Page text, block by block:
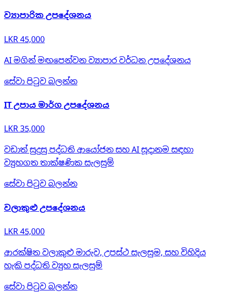
ව්‍යාපාරික උපදේශනය
LKR 45,000
AI මගින් මඟපෙන්වන ව්‍යාපාර වර්ධන උපදේශනය
සේවා පිටුව බලන්න
IT උපාය මාර්ග උපදේශනය
LKR 35,000
වඩාත් සුදුසු පද්ධති ආයෝජන සහ AI සූදානම සඳහා
ව්‍යුහගත තාක්ෂණික සැලසුම්
සේවා පිටුව බලන්න
වලාකුළු උපදේශනය
LKR 45,000
ආරක්ෂිත වලාකුළු මාරුව, උපස්ථ සැලසුම, සහ විහිදිය
හැකි පද්ධති ව්‍යුහ සැලසුම්
සේවා පිටුව බලන්න